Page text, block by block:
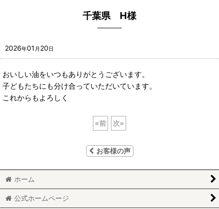
千葉県 H様
2026年01 月 20日
おいしい油をいつもありがとうございます。
子どもたちにも分け合っていただいています。
これからもよろしく
«前 次»
お客様の声
ホーム
公式ホームページ